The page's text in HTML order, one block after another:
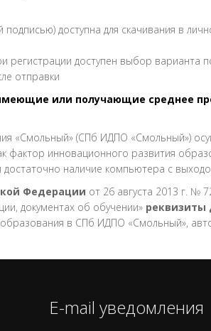
доступна для скачивания в
регистрации доступен выбор варианта
отправки
или получающие среднее
«Смольный» (СПб ИДПО «Смольный»)
инновационного развития
достаточно наличие компьютера с
Федерации от 26 августа 2013 г. №
документах об обучении» реквизиты
в СПб ИДПО «Смольный»,
E-mail уведомления